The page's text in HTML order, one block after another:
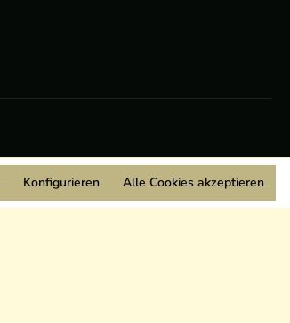
Wir sind Mitglied:
Konfigurieren Alle Cookies akzeptieren